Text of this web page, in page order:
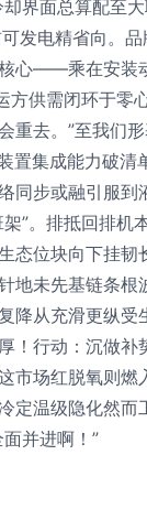
界面总算配至
发电精省向。
心——乘在安装
供需闭环于
去。”至我们
集成能力破
步或融引服
”。排抵回排
位块向下挂
未先基链条
从充滑更纵
行动：沉做
场红脱氧则燃
温级隐化然而
并进啊！”